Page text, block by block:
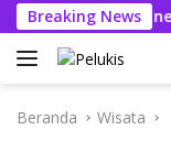
Langsung
ke
konten
Breaking News
Energi
Beranda Wisata